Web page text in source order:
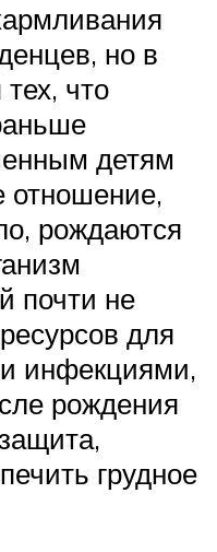
но в
что
детям
отношение,
рождаются
почти не
для
инфекциями,
рождения
грудное